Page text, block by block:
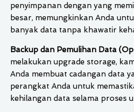
penyimpanan dengan yang
besar, memungkinkan Anda
banyak data tanpa khawatir
Backup dan Pemulihan Data
melakukan upgrade storage,
Anda membuat cadangan data
perangkat Anda untuk
kehilangan data selama proses